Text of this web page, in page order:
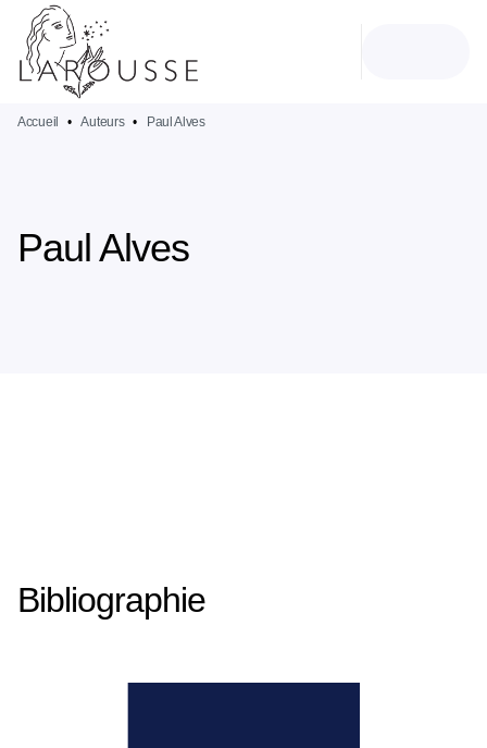
MENU
PIED DE PAGE
Accueil • Auteurs • Paul Alves
Paul Alves
Bibliographie